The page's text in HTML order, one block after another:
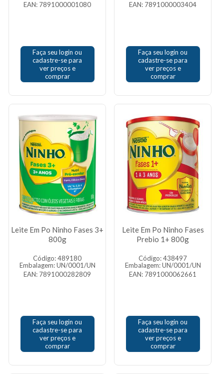
EAN: 7891000001080
Faça seu login ou
cadastre-se para
ver preços e
comprar
EAN: 7891000003404
Faça seu login ou
cadastre-se para
ver preços e
comprar
Leite Em Po Ninho Fases 3+
800g
Código: 489180
Embalagem: UN/0001/UN
EAN: 7891000282809
Faça seu login ou
cadastre-se para
ver preços e
comprar
Leite Em Po Ninho Fases
Prebio 1+ 800g
Código: 438497
Embalagem: UN/0001/UN
EAN: 7891000062661
Faça seu login ou
cadastre-se para
ver preços e
comprar